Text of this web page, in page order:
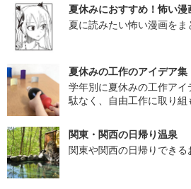
夏休みにおすすめ！怖い漫
夏に読みたい怖い漫画をま
夏休みの工作のアイデア集
学年別に夏休みの工作ア
駄なく、自由工作に取り組
関東・関西の日帰り温泉
関東や関西の日帰りでき